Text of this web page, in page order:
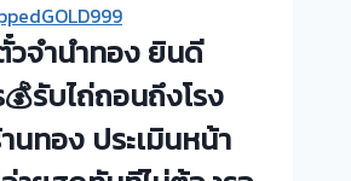
วจำนำทอง ยินดี
รับไถ่ถอนถึงโรง
นทอง ประเมินหน้า